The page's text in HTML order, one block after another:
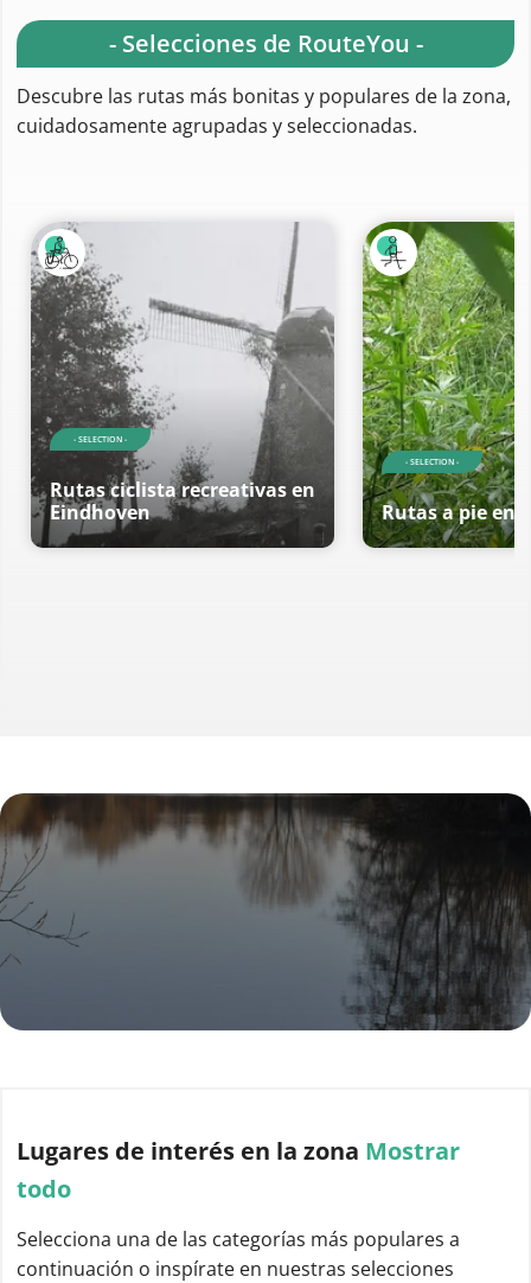
- Selecciones de RouteYou -
Descubre las rutas más bonitas y populares de la zona,
cuidadosamente agrupadas y seleccionadas.
- SELECTION -
Rutas ciclista recreativas en
Eindhoven
- SELECTION -
Rutas a pie en
Lugares de interés en la zona Mostrar
todo
Selecciona una de las categorías más populares a
continuación o inspírate en nuestras selecciones